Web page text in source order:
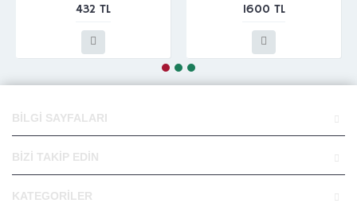
432 TL 1600 TL
BILGI SAYFALARI
BIZI TAKIP EDIN
KATEGORILER